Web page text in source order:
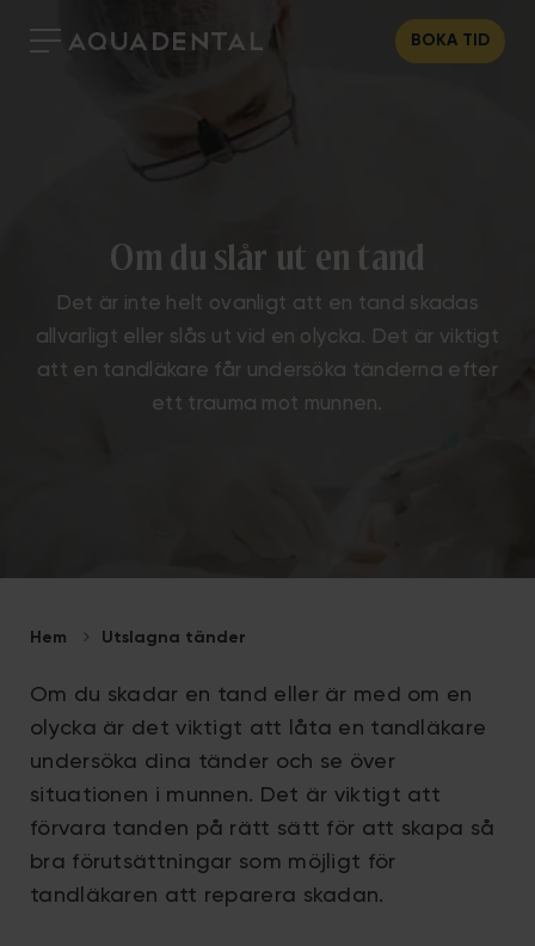
BOKA TID
Om du slår ut en tand
Det är inte helt ovanligt att en tand skadas
allvarligt eller slås ut vid en olycka. Det är viktigt
att en tandläkare får undersöka tänderna efter
ett trauma mot munnen.
Hem Utslagna tänder
Om du skadar en tand eller är med om en
olycka är det viktigt att låta en tandläkare
undersöka dina tänder och se över
situationen i munnen. Det är viktigt att
förvara tanden på rätt sätt för att skapa så
bra förutsättningar som möjligt för
tandläkaren att reparera skadan.